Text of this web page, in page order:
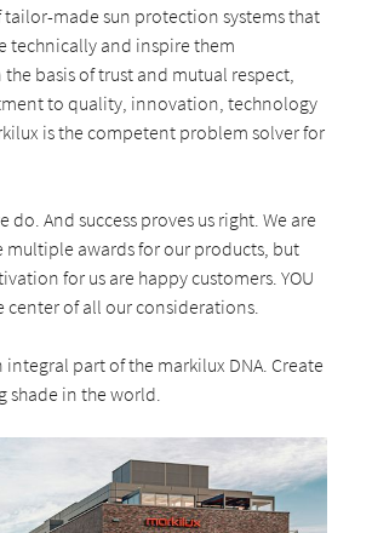
made sun protection systems that
technically and inspire them
basis of trust and mutual respect,
to quality, innovation, technology
is the competent problem solver for
do. And success proves us right. We are
multiple awards for our products, but
for us are happy customers. YOU
center of all our considerations.
integral part of the markilux DNA. Create
shade in the world.